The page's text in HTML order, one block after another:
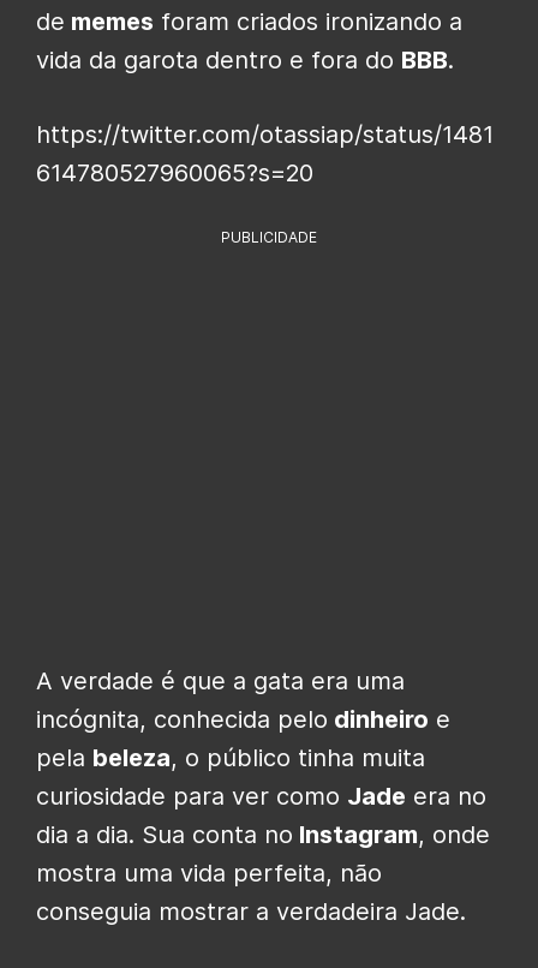
de memes foram criados ironizando a
vida da garota dentro e fora do BBB.
https://twitter.com/otassiap/status/1481
614780527960065?s=20
PUBLICIDADE
A verdade é que a gata era uma
incógnita, conhecida pelo dinheiro e
pela beleza, o público tinha muita
curiosidade para ver como Jade era no
dia a dia. Sua conta no Instagram, onde
mostra uma vida perfeita, não
conseguia mostrar a verdadeira Jade.